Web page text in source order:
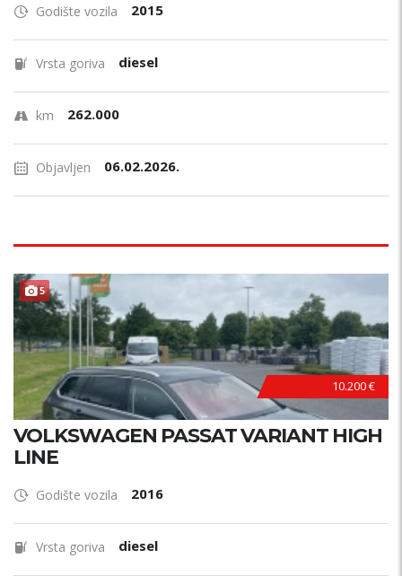
Godište vozila 2015
Vrsta goriva diesel
km 262.000
Objavljen 06.02.2026.
5
10.200 €
VOLKSWAGEN PASSAT VARIANT HIGH
LINE
Godište vozila 2016
Vrsta goriva diesel